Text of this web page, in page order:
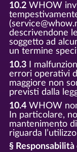
10.2WHOW
descrivendone
soggetto ad
un termine
10.3I
errori operativi
maggiore non
previsti dalla
10.4WHOW
In particolare,
mantenimento
riguarda
§